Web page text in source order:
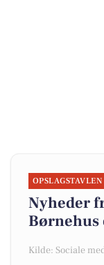
OPSLAGSTAVLEN
Nyheder
Børnehus
Kilde: Sociale